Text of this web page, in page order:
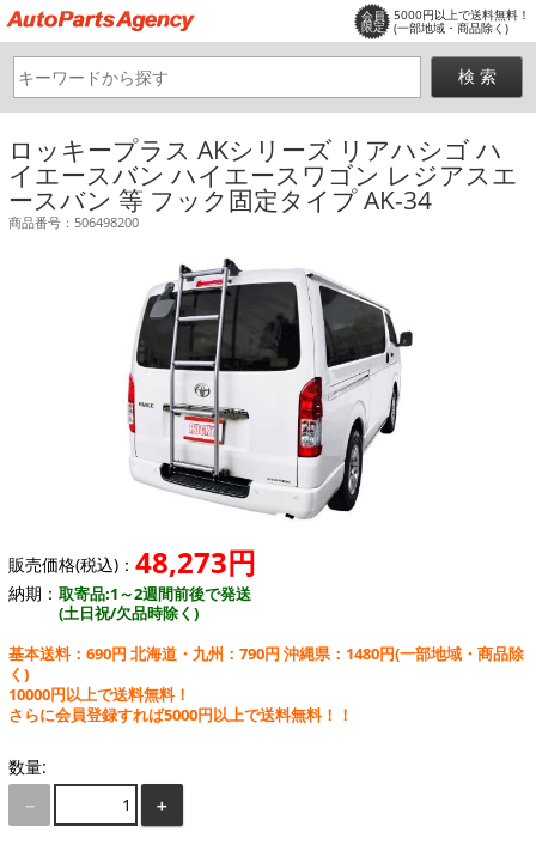
会員
限定
5000円以上で送料無料！
(一部地域・商品除く)
ロッキープラス AKシリーズ リアハシゴ ハ
イエースバン ハイエースワゴン レジアスエ
ースバン 等 フック固定タイプ AK-34
商品番号：506498200
販売価格(税込)： 48,273円
納期： 取寄品:1～2週間前後で発送
(土日祝/欠品時除く)
基本送料：690円 北海道・九州：790円 沖縄県：1480円(一部地域・商品除
く)
10000円以上で送料無料！
さらに会員登録すれば5000円以上で送料無料！！
数量:
－
＋